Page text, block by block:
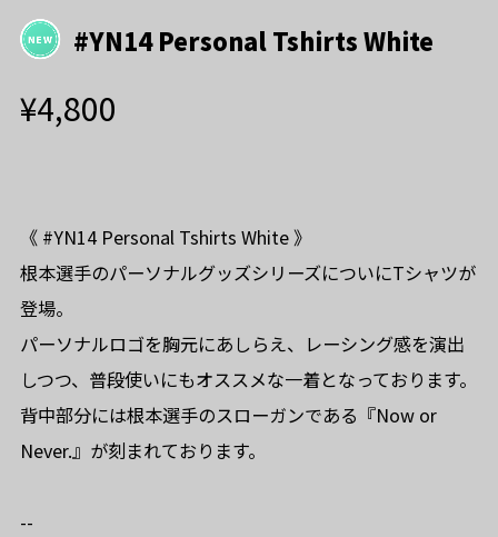
#YN14 Personal Tshirts White
¥4,800
《 #YN14 Personal Tshirts White 》
根本選手のパーソナルグッズシリーズについにTシャツが
登場。
パーソナルロゴを胸元にあしらえ、レーシング感を演出
しつつ、普段使いにもオススメな一着となっております。
背中部分には根本選手のスローガンである『Now or
Never.』が刻まれております。
--